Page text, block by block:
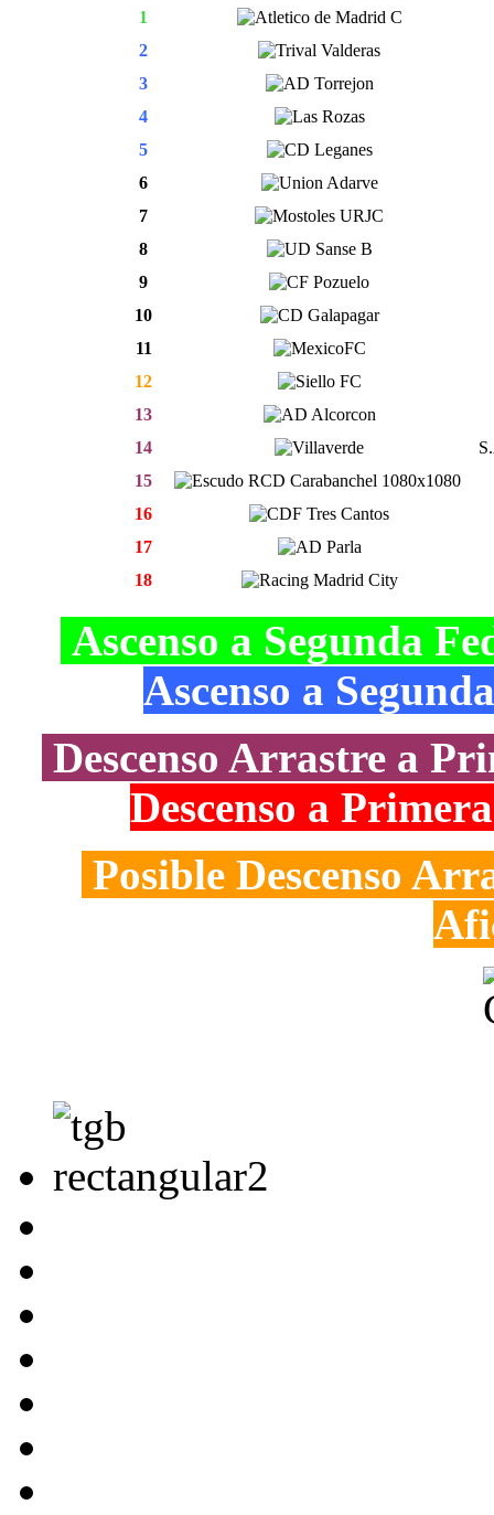
1
2
3
4
5
6
7
8
9
10
11
12
13
14
15
16
17
18
Ascenso a Segunda
Ascenso a
Descenso Arrastre a
Descenso a
Posible Descenso